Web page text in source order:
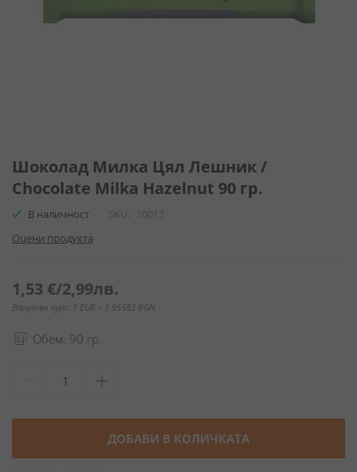
към
началото
на
галерия
снимки
Шоколад Милка Цял Лешник /
Chocolate Milka Hazelnut 90 гр.
В наличност SKU
10017
Оцени продукта
1,53 €/2,99лв.
Валутен курс: 1 EUR = 1.95583 BGN
Обем: 90 гр.
ДОБАВИ В КОЛИЧКАТА